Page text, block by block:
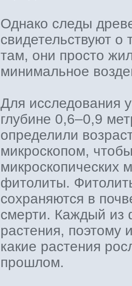
Однако следы
свидетельствуют
там, они просто
минимальное
Для исследования
глубине 0,6–0,9
определили
микроскопом,
микроскопических
фитолиты.
сохраняются в
смерти. Каждый из
растения, поэтому
какие растения
прошлом.